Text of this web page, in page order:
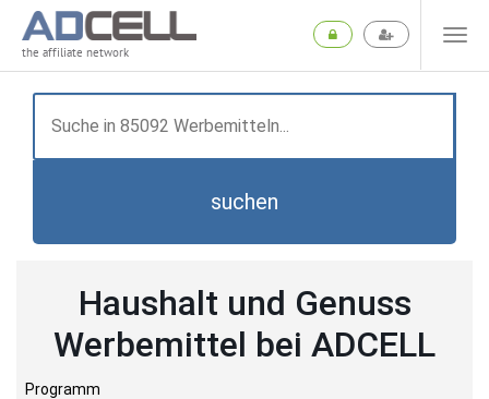
the affiliate network
suchen
Haushalt und Genuss
Werbemittel bei ADCELL
Programm